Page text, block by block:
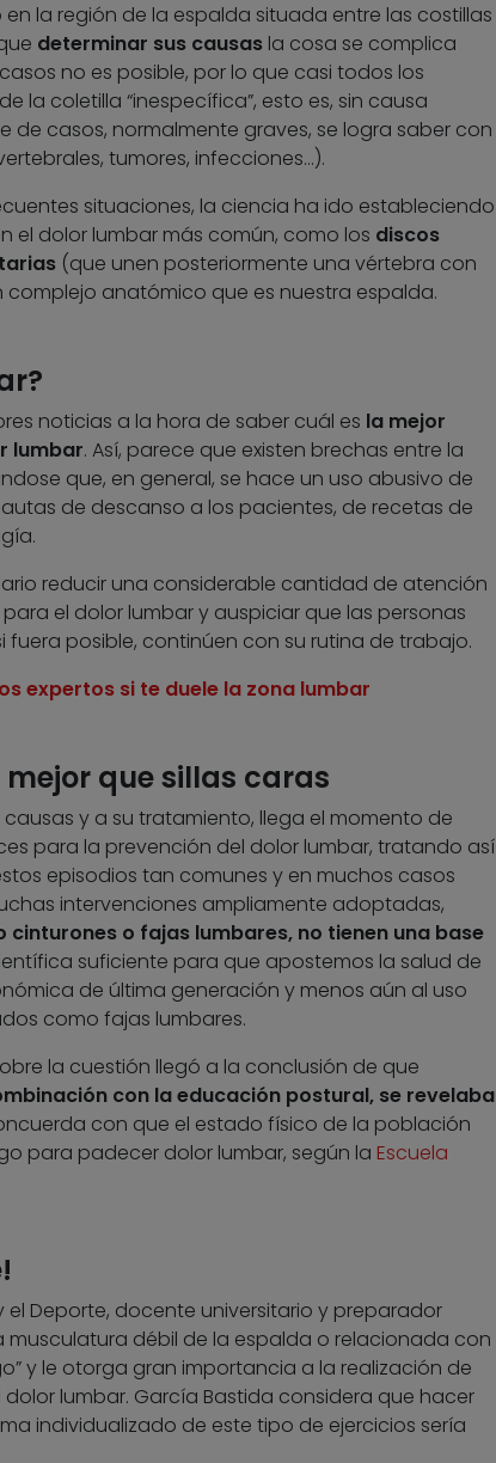
la región de la espalda situada entre las costillas
determinar sus causasla cosa se complica
no es posible, por lo que casi todos los
la coletilla “inespecífica”, esto es, sin causa
de casos, normalmente graves, se logra saber con
tumores, infecciones…).
situaciones, la ciencia ha ido estableciendo
el dolor lumbar más común, como los discos
(que unen posteriormente una vértebra con
anatómico que es nuestra espalda.
noticias a la hora de saber cuál es la mejor
lumbar. Así, parece que existen brechas entre la
que, en general, se hace un uso abusivo de
de descanso a los pacientes, de recetas de
reducir una considerable cantidad de atención
el dolor lumbar y auspiciar que las personas
fuera posible, continúen con su rutina de trabajo.
expertos si te duele la zona lumbar
que sillas caras
y a su tratamiento, llega el momento de
para la prevención del dolor lumbar, tratando así
episodios tan comunes y en muchos casos
intervenciones ampliamente adoptadas,
o fajas lumbares, no tienen una base
suficiente para que apostemos la salud de
de última generación y menos aún al uso
como fajas lumbares.
la cuestión llegó a la conclusión de que
con la educación postural, se revelaba
con que el estado físico de la población
para padecer dolor lumbar, según la Escuela
el Deporte, docente universitario y preparador
musculatura débil de la espalda o relacionada con
y le otorga gran importancia a la realización de
lumbar. García Bastida considera que hacer
individualizado de este tipo de ejercicios sería